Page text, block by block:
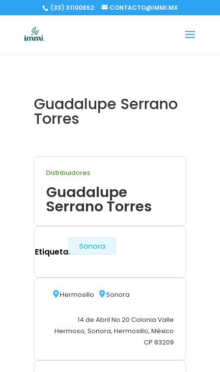
(33) 31100652 CONTACTO@IMMI.MX
Guadalupe Serrano
Torres
Distribuidores
Guadalupe
Serrano Torres
Etiquetas
Sonora
Hermosillo Sonora
14 de Abril No 20 Colonia Valle
Hermoso, Sonora, Hermosillo, México
CP 83209